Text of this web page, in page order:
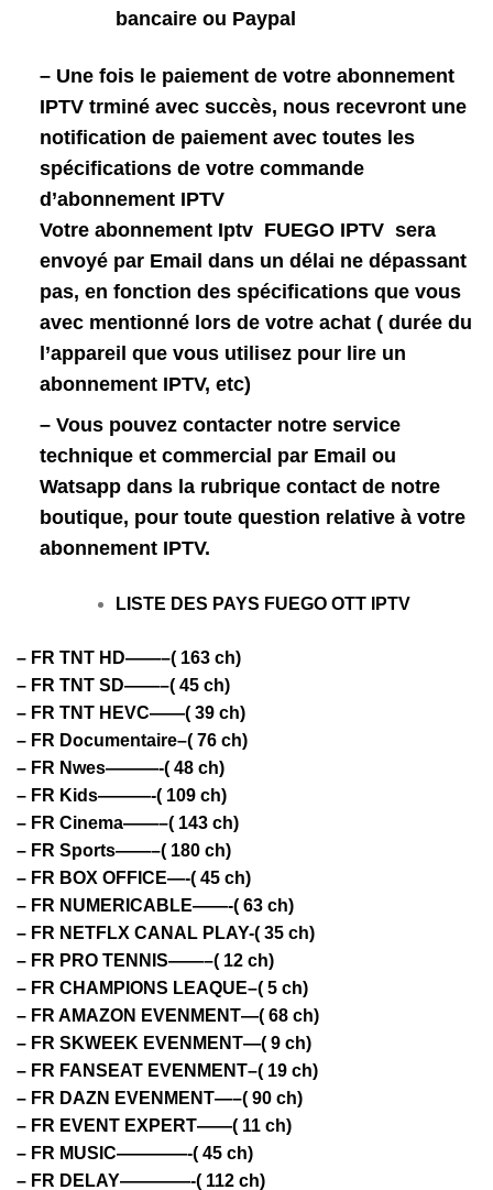
bancaire ou Paypal
– Une fois le paiement de votre abonnement
IPTV trminé avec succès, nous recevront une
notification de paiement avec toutes les
spécifications de votre commande
d’abonnement IPTV
Votre abonnement Iptv FUEGO IPTV sera
envoyé par Email dans un délai ne dépassant
pas, en fonction des spécifications que vous
avec mentionné lors de votre achat ( durée du
l’appareil que vous utilisez pour lire un
abonnement IPTV, etc)
– Vous pouvez contacter notre service
technique et commercial par Email ou
Watsapp dans la rubrique contact de notre
boutique, pour toute question relative à votre
abonnement IPTV.
LISTE DES PAYS FUEGO OTT IPTV
– FR TNT HD——–( 163 ch)
– FR TNT SD——–( 45 ch)
– FR TNT HEVC——( 39 ch)
– FR Documentaire–( 76 ch)
– FR Nwes———-( 48 ch)
– FR Kids———-( 109 ch)
– FR Cinema——–( 143 ch)
– FR Sports——–( 180 ch)
– FR BOX OFFICE—-( 45 ch)
– FR NUMERICABLE——-( 63 ch)
– FR NETFLX CANAL PLAY-( 35 ch)
– FR PRO TENNIS——–( 12 ch)
– FR CHAMPIONS LEAQUE–( 5 ch)
– FR AMAZON EVENMENT—( 68 ch)
– FR SKWEEK EVENMENT—( 9 ch)
– FR FANSEAT EVENMENT–( 19 ch)
– FR DAZN EVENMENT—–( 90 ch)
– FR EVENT EXPERT——( 11 ch)
– FR MUSIC————-( 45 ch)
– FR DELAY————-( 112 ch)